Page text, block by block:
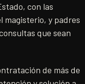
con las
magisterio, y padres
que sean
de más de